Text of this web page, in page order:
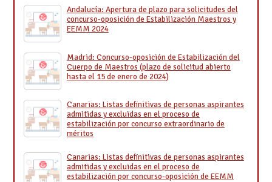
Andalucía: Apertura de plazo para solicitudes del
concurso-oposición de Estabilización Maestros y
EEMM 2024
Madrid: Concurso-oposición de Estabilización del
Cuerpo de Maestros (plazo de solicitud abierto
hasta el 15 de enero de 2024)
Canarias: Listas definitivas de personas aspirantes
admitidas y excluidas en el proceso de
estabilización por concurso extraordinario de
méritos
Canarias: Listas definitivas de personas aspirantes
admitidas y excluidas en el proceso de
estabilización por concurso-oposición de EEMM